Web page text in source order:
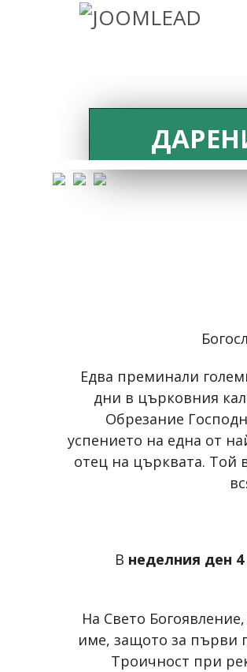
Едва преминали
дни в църковния
Обрезание
успението на една от
отец на църквата. Той
В неделния ден
На Свето Богоявление,
име, защото за първи
Троичност при